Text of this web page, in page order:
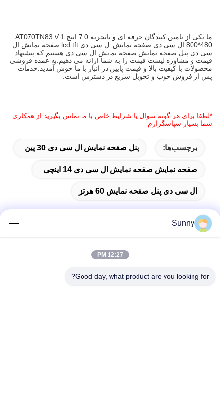
ما یکی از تامین کنندگان حرفه ای و باتجربه 7.0 اینچ AT070TN83 V.1
800*480 ال سی دی صفحه نمایش ال سی دی lcd tft صفحه نمایش ال
سی دی پنل صفحه نمایش صفحه نمایش ال سی دی هستیم که پیشنهاد
قیمت و مشاوره لیست قیمت را به شما ارائه می دهیم.به عمده فروشی
محصولات با کیفیت بالا و قیمت پایین در انبار با ما خوش آمدید.خدمات
پس از فروش خوب و تحویل سریع در دسترس است.
*لطفا برای هر گونه سوال یا شرایط خاص با ما تماس بگیرید.از همکاری
شما بسیار سپاسگزارم
برچسب‌ها: پنل صفحه نمایش ال سی دی 30 پین
صفحه نمایش صفحه نمایش ال سی دی 14 اینچی
ال سی دی پنل صفحه نمایش 60 هرتز
آدرس
Sunny
12:27 PM
Good day, what product are you looking for?